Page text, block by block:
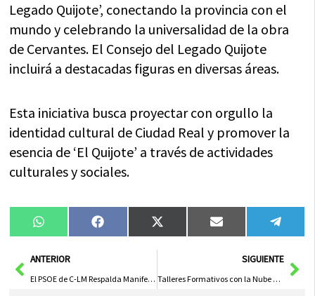
Legado Quijote’, conectando la provincia con el
mundo y celebrando la universalidad de la obra
de Cervantes. El Consejo del Legado Quijote
incluirá a destacadas figuras en diversas áreas.
Esta iniciativa busca proyectar con orgullo la
identidad cultural de Ciudad Real y promover la
esencia de ‘El Quijote’ a través de actividades
culturales y sociales.
Compartir
en
WhatsAppCompartir
en
FacebookCompartir
en
X
(Twitter)
Compartir
en
Email
en
AntANTERIOR
El PSOE de C-LM Respalda Manifestaciones Pacíficas por Palestina y Aboga por la No Violencia
SIGUIENTE
Talleres Formativos con la Nube de Cristal